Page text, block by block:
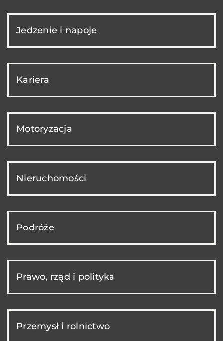
Jedzenie i napoje
Kariera
Motoryzacja
Nieruchomości
Podróże
Prawo, rząd i polityka
Przemysł i rolnictwo